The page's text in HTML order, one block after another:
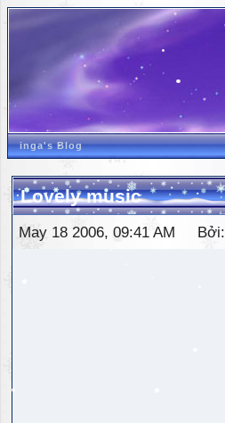
inga's Blog
Lovely music
May 18 2006, 09:41 AM Bởi: